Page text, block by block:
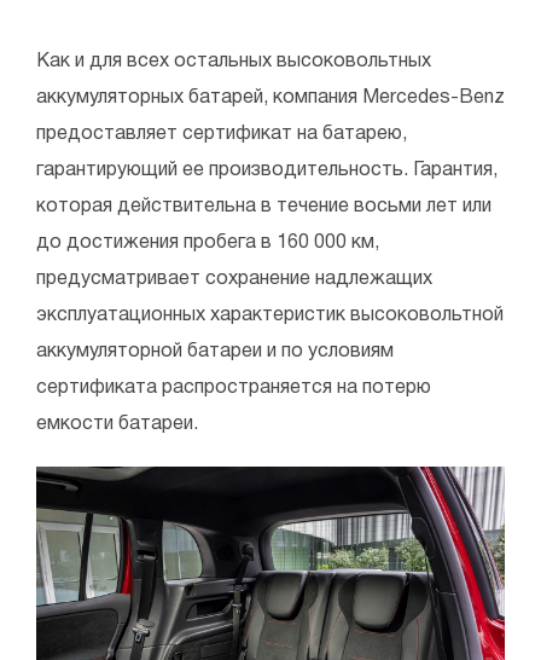
Как и для всех остальных высоковольтных
аккумуляторных батарей, компания Mercedes-Benz
предоставляет сертификат на батарею,
гарантирующий ее производительность. Гарантия,
которая действительна в течение восьми лет или
до достижения пробега в 160 000 км,
предусматривает сохранение надлежащих
эксплуатационных характеристик высоковольтной
аккумуляторной батареи и по условиям
сертификата распространяется на потерю
емкости батареи.